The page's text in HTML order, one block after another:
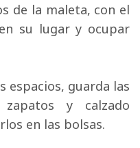
de la maleta, con el
su lugar y ocupar
espacios, guarda las
y calzado
en las bolsas.